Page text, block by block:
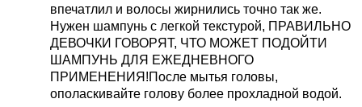
впечатлил и волосы жирнились точно так же.
Нужен шампунь с легкой текстурой, ПРАВИЛЬНО
ДЕВОЧКИ ГОВОРЯТ, ЧТО МОЖЕТ ПОДОЙТИ
ШАМПУНЬ ДЛЯ ЕЖЕДНЕВНОГО
ПРИМЕНЕНИЯ!После мытья головы,
ополаскивайте голову более прохладной водой.